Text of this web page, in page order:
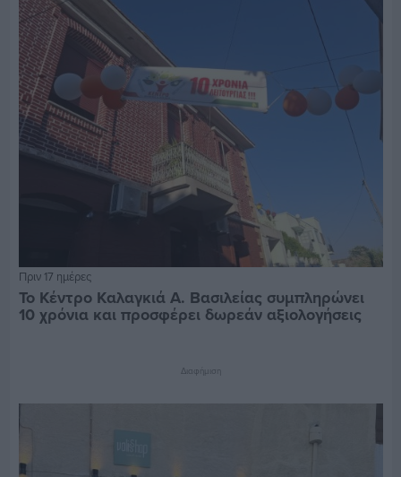
Πριν 17 ημέρες
Το Κέντρο Καλαγκιά Α. Βασιλείας συμπληρώνει
10 χρόνια και προσφέρει δωρεάν αξιολογήσεις
Διαφήμιση